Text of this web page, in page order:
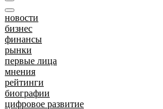
новости
бизнес
финансы
рынки
первые лица
мнения
рейтинги
биографии
цифровое развитие